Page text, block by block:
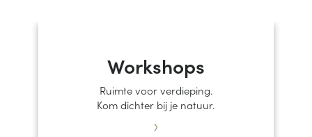
Workshops
Ruimte voor verdieping.
Kom dichter bij je natuur.
›